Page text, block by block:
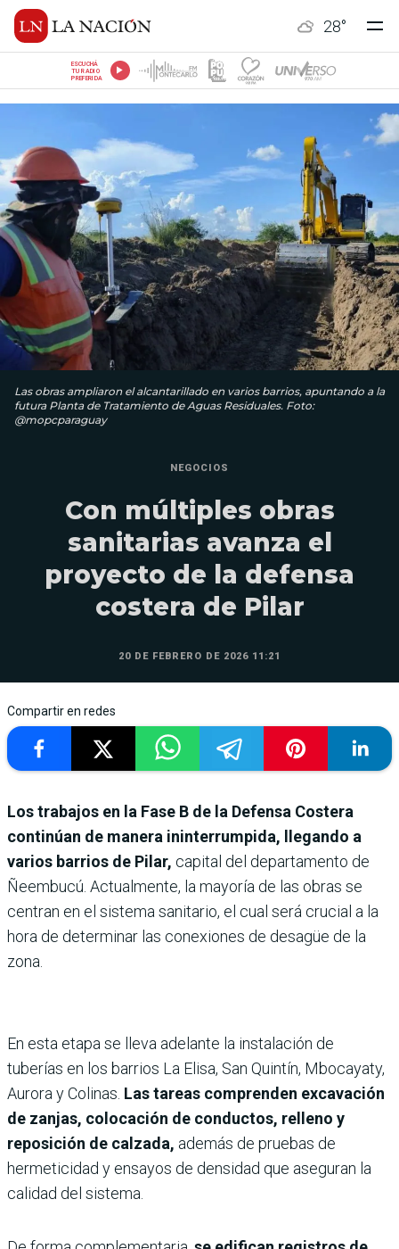
28°
ESCUCHÁ
TU RADIO
PREFERIDA
Las obras ampliaron el alcantarillado en varios barrios, apuntando a la
futura Planta de Tratamiento de Aguas Residuales. Foto:
@mopcparaguay
NEGOCIOS
Con múltiples obras
sanitarias avanza el
proyecto de la defensa
costera de Pilar
20 DE FEBRERO DE 2026 11:21
Compartir en redes
Los trabajos en la Fase B de la Defensa Costera
continúan de manera ininterrumpida, llegando a
varios barrios de Pilar, capital del departamento de
Ñeembucú. Actualmente, la mayoría de las obras se
centran en el sistema sanitario, el cual será crucial a la
hora de determinar las conexiones de desagüe de la
zona.
En esta etapa se lleva adelante la instalación de
tuberías en los barrios La Elisa, San Quintín, Mbocayaty,
Aurora y Colinas. Las tareas comprenden excavación
de zanjas, colocación de conductos, relleno y
reposición de calzada, además de pruebas de
hermeticidad y ensayos de densidad que aseguran la
calidad del sistema.